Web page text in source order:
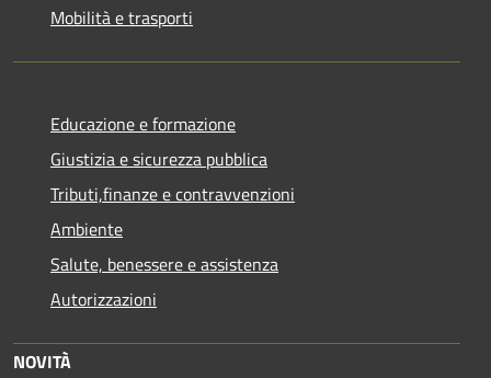
Mobilità e trasporti
Educazione e formazione
Giustizia e sicurezza pubblica
Tributi,finanze e contravvenzioni
Ambiente
Salute, benessere e assistenza
Autorizzazioni
NOVITÀ